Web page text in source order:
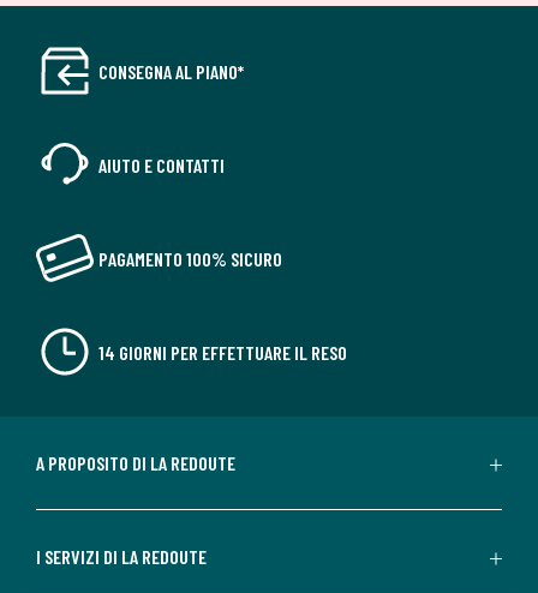
CONSEGNA AL PIANO*
AIUTO E CONTATTI
PAGAMENTO 100% SICURO
14 GIORNI PER EFFETTUARE IL RESO
A PROPOSITO DI LA REDOUTE
I SERVIZI DI LA REDOUTE